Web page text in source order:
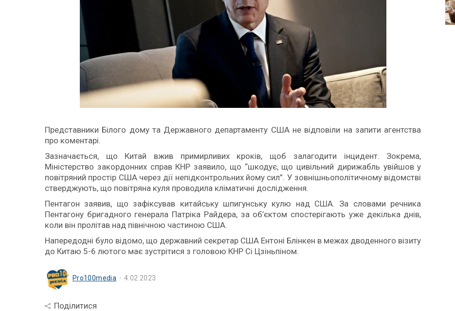
Представники Білого дому та Державного департаменту США не відповіли на запити агентства
про коментарі.
Зазначається, що Китай вжив примирливих кроків, щоб залагодити інцидент. Зокрема,
Міністерство закордонних справ КНР заявило, що “шкодує, що цивільний дирижабль увійшов у
повітряний простір США через дії непідконтрольних йому сил”. У зовнішньополітичному відомстві
стверджують, що повітряна куля проводила кліматичні дослідження.
Пентагон заявив, що зафіксував китайську шпигунську кулю над США. За словами речника
Пентагону бригадного генерала Патріка Райдера, за об’єктом спостерігають уже декілька днів,
коли він пролітав над північною частиною США.
Напередодні було відомо, що державний секретар США Ентоні Блінкен в межах дводенного візиту
до Китаю 5-6 лютого має зустрітися з головою КНР Сі Цзіньпіном.
Pro100media 4.02.2023
Поділитися